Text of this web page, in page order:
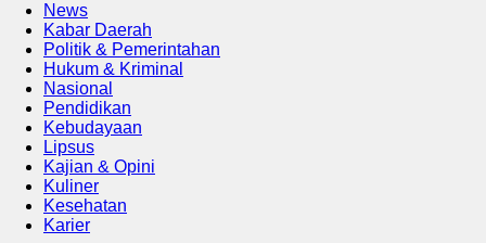
News
Kabar Daerah
Politik & Pemerintahan
Hukum & Kriminal
Nasional
Pendidikan
Kebudayaan
Lipsus
Kajian & Opini
Kuliner
Kesehatan
Karier